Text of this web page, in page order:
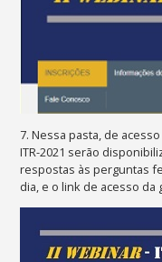
7. Nessa pasta, de
ITR-2021 serão
respostas às perguntas
dia, e o link de acesso da